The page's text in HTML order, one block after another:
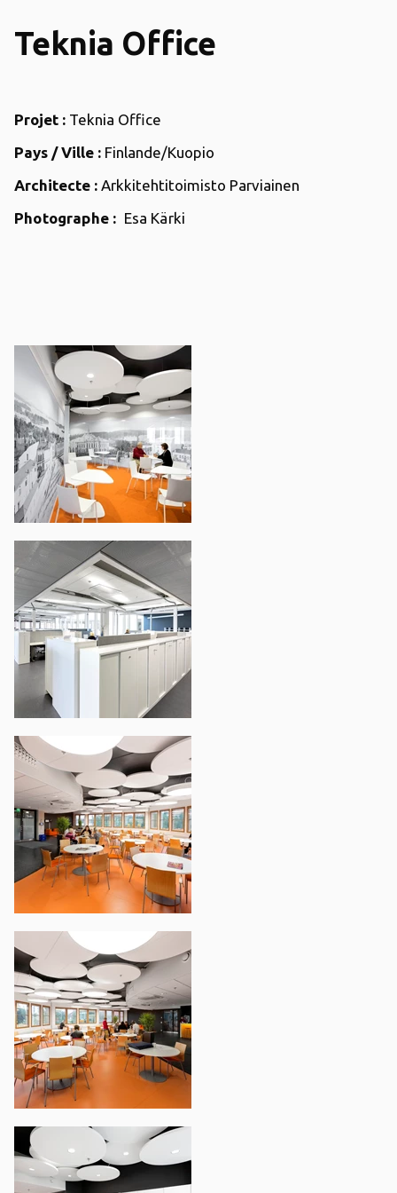
Teknia Office
Projet : Teknia Office
Pays / Ville : Finlande/Kuopio
Architecte : Arkkitehtitoimisto Parviainen
Photographe : Esa Kärki